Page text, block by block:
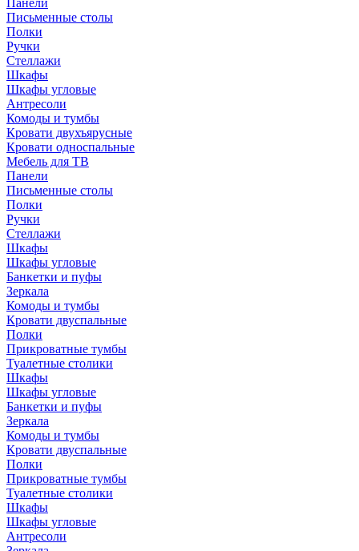
Письменные столы
Полки
Ручки
Стеллажи
Шкафы
Шкафы угловые
Антресоли
Комоды и тумбы
Кровати двухъярусные
Кровати односпальные
Мебель для ТВ
Панели
Письменные столы
Полки
Ручки
Стеллажи
Шкафы
Шкафы угловые
Банкетки и пуфы
Зеркала
Комоды и тумбы
Кровати двуспальные
Полки
Прикроватные тумбы
Туалетные столики
Шкафы
Шкафы угловые
Банкетки и пуфы
Зеркала
Комоды и тумбы
Кровати двуспальные
Полки
Прикроватные тумбы
Туалетные столики
Шкафы
Шкафы угловые
Антресоли